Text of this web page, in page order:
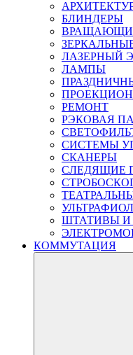
БЛИНДЕРЫ
ЛАЗЕРНЫЙ
ЛАМПЫ
РЕМОНТ
РЭКОВАЯ
СИСТЕМЫ
СКАНЕРЫ
СЛЕДЯЩИЕ
ШТАТИВЫ И
КОММУТАЦИЯ